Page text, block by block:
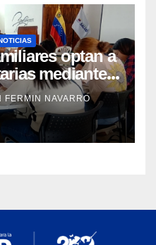
NOTICIAS
optan a
mediante
y la
FERMIN NAVARRO